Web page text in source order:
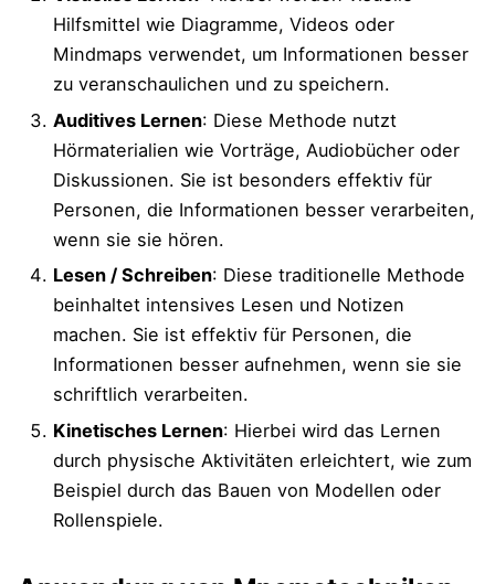
Hilfsmittel wie Diagramme, Videos oder
Mindmaps verwendet, um Informationen besser
zu veranschaulichen und zu speichern.
Auditives Lernen: Diese Methode nutzt
Hörmaterialien wie Vorträge, Audiobücher oder
Diskussionen. Sie ist besonders effektiv für
Personen, die Informationen besser verarbeiten,
wenn sie sie hören.
Lesen / Schreiben: Diese traditionelle Methode
beinhaltet intensives Lesen und Notizen
machen. Sie ist effektiv für Personen, die
Informationen besser aufnehmen, wenn sie sie
schriftlich verarbeiten.
Kinetisches Lernen: Hierbei wird das Lernen
durch physische Aktivitäten erleichtert, wie zum
Beispiel durch das Bauen von Modellen oder
Rollenspiele.